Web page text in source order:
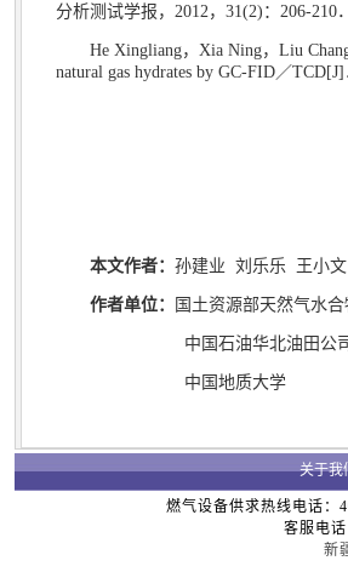
分析测试学报， 2012 ， 31(2) ： 206-210．
He Xingliang， Xia Ning， Liu
natural gas hydrates by GC-FID ／TCD[J]
本文作者：孙建业 刘乐乐 王小文
作者单位： 国土资源部天然气水
中国石油华北油田公
中国地质大学
关于我
燃气设备供求热线电话：
客服电
新